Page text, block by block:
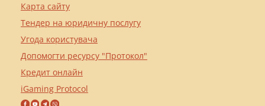
Карта сайту
Тендер на юридичну послугу
Угода користувача
Допомогти ресурсу "Протокол"
Кредит онлайн
iGaming Protocol